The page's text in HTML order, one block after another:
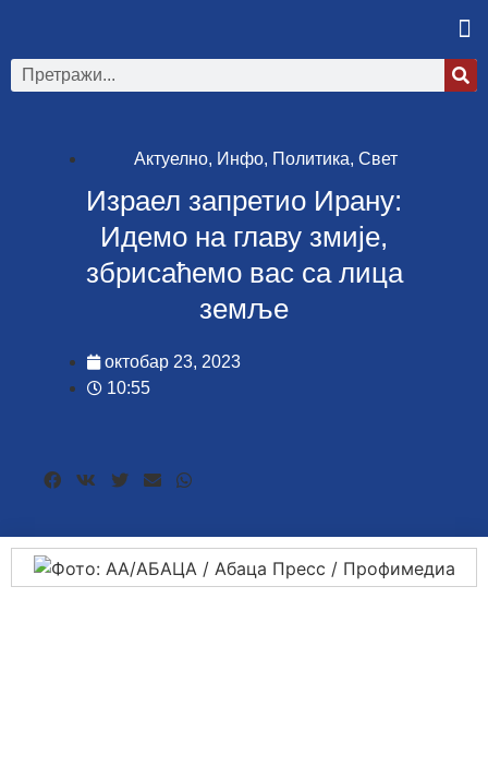
Актуелно, Инфо, Политика, Свет
Израел запретио Ирану:
Идемо на главу змије,
збрисаћемо вас са лица
земље
октобар 23, 2023
10:55